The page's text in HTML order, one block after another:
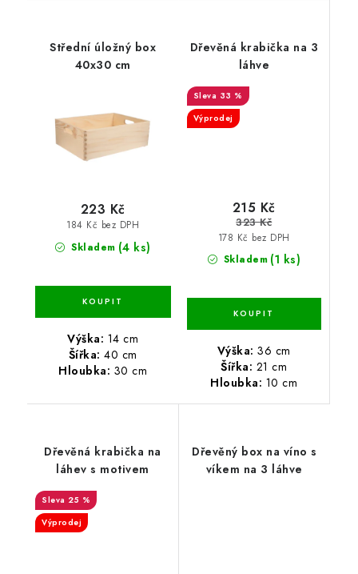
Střední úložný box
40x30 cm
Skladem (4 ks)
184 Kč bez DPH
223 Kč
Výška: 14 cm
Šířka: 40 cm
Hloubka: 30 cm
Dřevěná krabička na 3
láhve
33 %
Výprodej
Skladem (1 ks)
178 Kč bez DPH
215 Kč
323 Kč
Výška: 36 cm
Šířka: 21 cm
Hloubka: 10 cm
Dřevěná krabička na
láhev s motivem
25 %
Výprodej
Dřevěný box na víno s
víkem na 3 láhve